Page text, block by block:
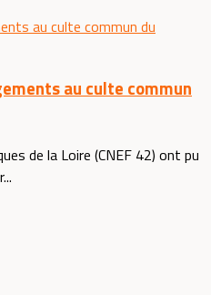
au culte commun
de la Loire (CNEF 42) ont pu